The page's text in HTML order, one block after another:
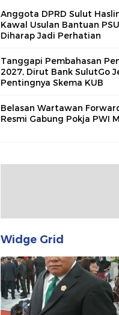
Anggota DPRD Sulut
Kawal Usulan Bantuan
Diharap Jadi Perhatian
Tanggapi Pembahasan
2027, Dirut Bank SulutGo
Pentingnya Skema KUB
Belasan Wartawan
Resmi Gabung Pokja PWI
Widge Grid